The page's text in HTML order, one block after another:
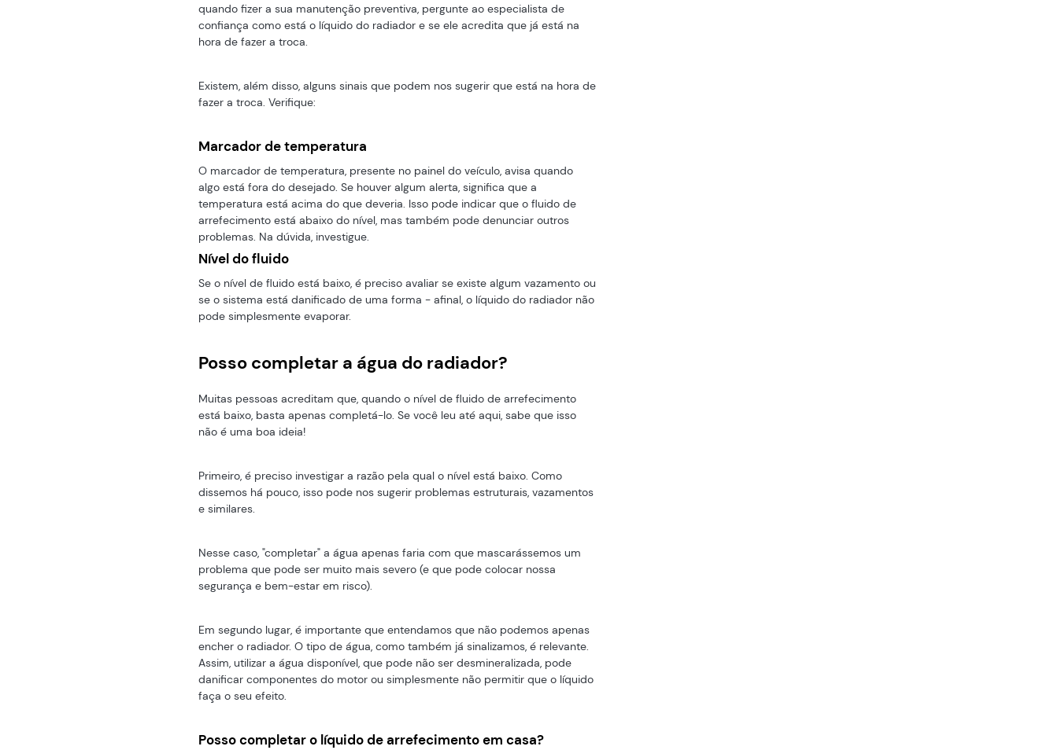
quando fizer a sua manutenção preventiva, pergunte ao especialista de
confiança como está o líquido do radiador e se ele acredita que já está na
hora de fazer a troca.
Existem, além disso, alguns sinais que podem nos sugerir que está na hora de
fazer a troca. Verifique:
Marcador de temperatura
O marcador de temperatura, presente no painel do veículo, avisa quando
algo está fora do desejado. Se houver algum alerta, significa que a
temperatura está acima do que deveria. Isso pode indicar que o fluido de
arrefecimento está abaixo do nível, mas também pode denunciar outros
problemas. Na dúvida, investigue.
Nível do fluido
Se o nível de fluido está baixo, é preciso avaliar se existe algum vazamento ou
se o sistema está danificado de uma forma - afinal, o líquido do radiador não
pode simplesmente evaporar.
Posso completar a água do radiador?
Muitas pessoas acreditam que, quando o nível de fluido de arrefecimento
está baixo, basta apenas completá-lo. Se você leu até aqui, sabe que isso
não é uma boa ideia!
Primeiro, é preciso investigar a razão pela qual o nível está baixo. Como
dissemos há pouco, isso pode nos sugerir problemas estruturais, vazamentos
e similares.
Nesse caso, "completar" a água apenas faria com que mascarássemos um
problema que pode ser muito mais severo (e que pode colocar nossa
segurança e bem-estar em risco).
Em segundo lugar, é importante que entendamos que não podemos apenas
encher o radiador. O tipo de água, como também já sinalizamos, é relevante.
Assim, utilizar a água disponível, que pode não ser desmineralizada, pode
danificar componentes do motor ou simplesmente não permitir que o líquido
faça o seu efeito.
Posso completar o líquido de arrefecimento em casa?